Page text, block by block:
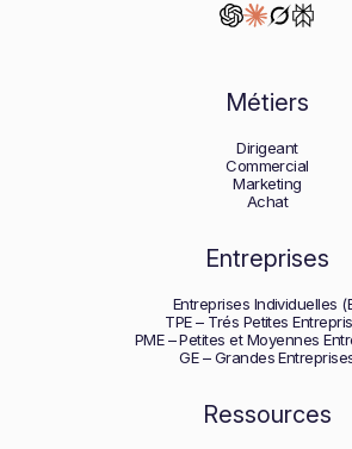
Métiers
Dirigeant
Commercial
Marketing
Achat
Entreprises
Entreprises Individuelles
TPE – Trés Petites
PME – Petites et Moyennes
GE – Grandes
Ressources